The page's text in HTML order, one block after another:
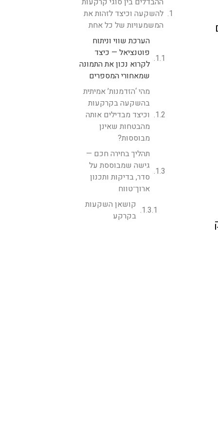
להשקעה וכיצד לזהות את
המשמעויות של כל אחת
הערכת שווי וניתוח
פוטנציאל — כיצד
לקרוא נכון את התמונה
שמאחורי המספרים
מהי ‘הזדמנות’ אמיתית
בהשקעה בקרקעות
וכיצד מבדילים אותה
מהבטחות שאינן
מבוססות?
תהליך בחירה חכם —
גישה שמבוססת על
סדר, בדיקות ותכנון
ארוך־טווח
קושאן השקעות
בקרקע